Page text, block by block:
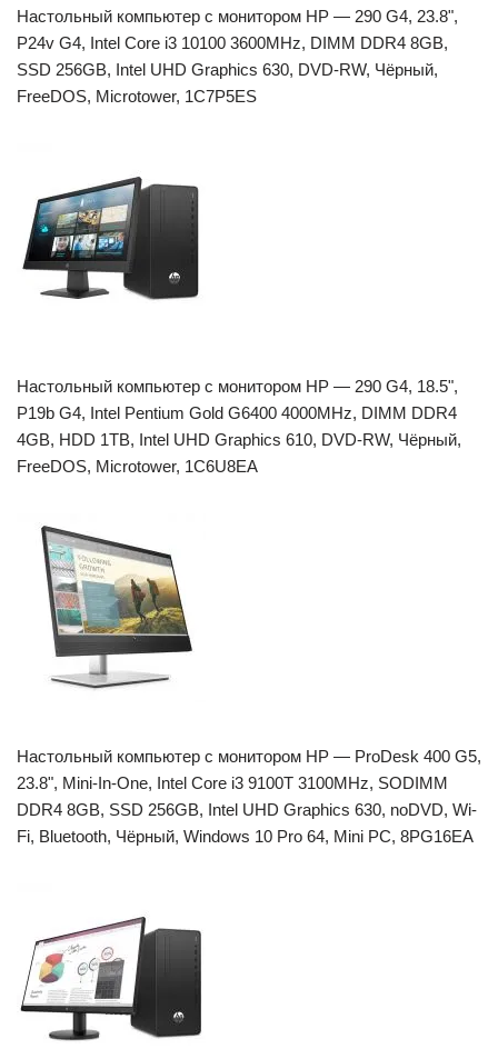
Настольный компьютер с монитором HP — 290 G4, 23.8",
P24v G4, Intel Core i3 10100 3600MHz, DIMM DDR4 8GB,
SSD 256GB, Intel UHD Graphics 630, DVD-RW, Чёрный,
FreeDOS, Microtower, 1C7P5ES
Настольный компьютер с монитором HP — 290 G4, 18.5",
P19b G4, Intel Pentium Gold G6400 4000MHz, DIMM DDR4
4GB, HDD 1TB, Intel UHD Graphics 610, DVD-RW, Чёрный,
FreeDOS, Microtower, 1C6U8EA
Настольный компьютер с монитором HP — ProDesk 400 G5,
23.8", Mini-In-One, Intel Core i3 9100T 3100MHz, SODIMM
DDR4 8GB, SSD 256GB, Intel UHD Graphics 630, noDVD, Wi-
Fi, Bluetooth, Чёрный, Windows 10 Pro 64, Mini PC, 8PG16EA